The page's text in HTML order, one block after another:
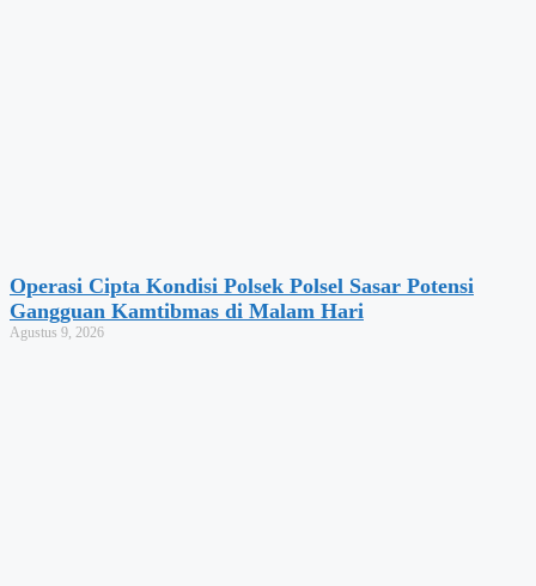
Operasi Cipta Kondisi Polsek Polsel Sasar Potensi
Gangguan Kamtibmas di Malam Hari
Agustus 9, 2026